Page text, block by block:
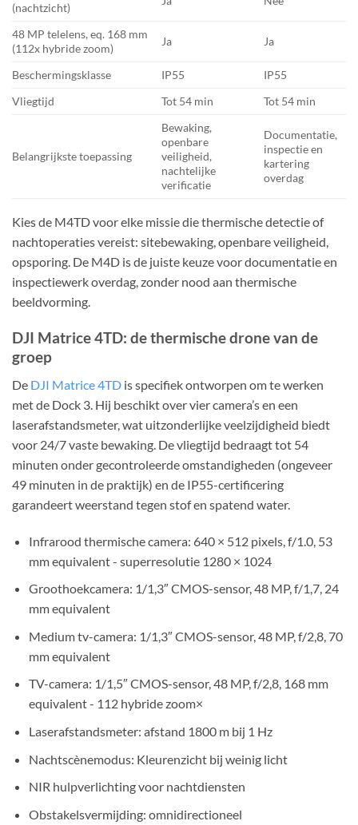
(nachtzicht)
48 MP telelens, eq. 168 mm
(112x hybride zoom)
Ja Ja
Beschermingsklasse IP55
IP55
Vliegtijd
Tot 54 min Tot 54 min
Belangrijkste toepassing
Bewaking,
openbare
veiligheid,
nachtelijke
verificatie
Documentatie,
inspectie en
kartering
overdag
Kies de M4TD voor elke missie die thermische detectie of
nachtoperaties vereist: sitebewaking, openbare veiligheid,
opsporing. De M4D is de juiste keuze voor documentatie en
inspectiewerk overdag, zonder nood aan thermische
beeldvorming.
DJI Matrice 4TD: de thermische drone van de
groep
De DJI Matrice 4TD is specifiek ontworpen om te werken
met de Dock 3. Hij beschikt over vier camera’s en een
laserafstandsmeter, wat uitzonderlijke veelzijdigheid biedt
voor 24/7 vaste bewaking. De vliegtijd bedraagt tot 54
minuten onder gecontroleerde omstandigheden (ongeveer
49 minuten in de praktijk) en de IP55-certificering
garandeert weerstand tegen stof en spatend water.
Infrarood thermische camera: 640 × 512 pixels, f/1.0, 53
mm equivalent - superresolutie 1280 × 1024
Groothoekcamera: 1/1,3″ CMOS-sensor, 48 MP, f/1,7, 24
mm equivalent
Medium tv-camera: 1/1,3″ CMOS-sensor, 48 MP, f/2,8, 70
mm equivalent
TV-camera: 1/1,5″ CMOS-sensor, 48 MP, f/2,8, 168 mm
equivalent - 112 hybride zoom×
Laserafstandsmeter: afstand 1800 m bij 1 Hz
Nachtscènemodus: Kleurenzicht bij weinig licht
NIR hulpverlichting voor nachtdiensten
Obstakelsvermijding: omnidirectioneel